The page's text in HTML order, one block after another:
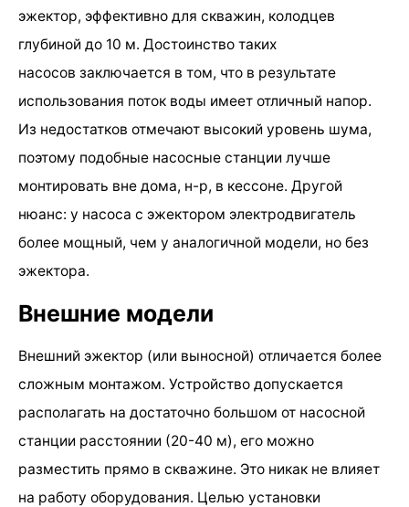
эжектор, эффективно для скважин, колодцев
глубиной до 10 м. Достоинство таких
насосов заключается в том, что в результате
использования поток воды имеет отличный напор.
Из недостатков отмечают высокий уровень шума,
поэтому подобные насосные станции лучше
монтировать вне дома, н-р, в кессоне. Другой
нюанс: у насоса с эжектором электродвигатель
более мощный, чем у аналогичной модели, но без
эжектора.
Внешние модели
Внешний эжектор (или выносной) отличается более
сложным монтажом. Устройство допускается
располагать на достаточно большом от насосной
станции расстоянии (20-40 м), его можно
разместить прямо в скважине. Это никак не влияет
на работу оборудования. Целью установки